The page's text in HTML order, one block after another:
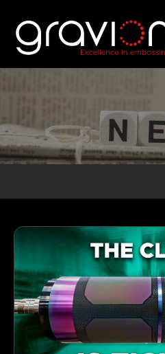
العربية 漢語